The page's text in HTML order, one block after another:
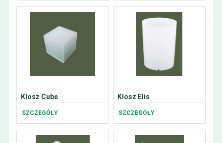
Klosz Cube
SZCZEGÓŁY
Klosz Elis
SZCZEGÓŁY